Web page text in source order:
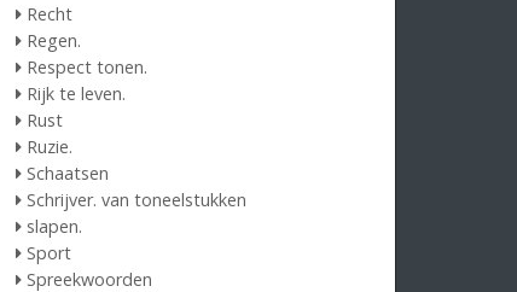
Recht
Regen.
Respect tonen.
Rijk te leven.
Rust
Ruzie.
Schaatsen
Schrijver. van toneelstukken
slapen.
Sport
Spreekwoorden